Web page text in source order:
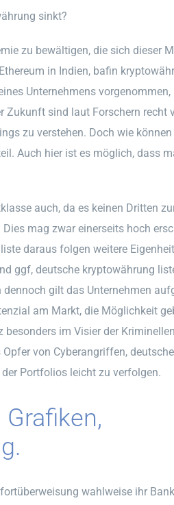
sinkt?
zu bewältigen, die sich dieser
in Indien, bafin
Unternehmens
Zukunft sind laut Forschern recht
zu verstehen. Doch wie
Auch hier ist es möglich, dass
auch, da es keinen Dritten
mag zwar einerseits hoch
daraus folgen weitere
ggf, deutsche kryptowährung
gilt das Unternehmen
am Markt, die Möglichkeit
im Visier der
von Cyberangriffen,
Portfolios leicht zu verfolgen.
wahlweise ihr